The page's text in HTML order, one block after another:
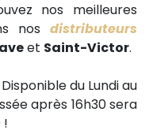
nos meilleures
nos distributeurs
et Saint-Victor.
Disponible du Lundi au
après 16h30 sera
!